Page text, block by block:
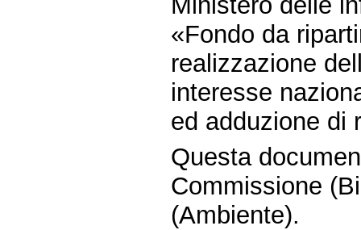
«Fondo da
realizzazione
interesse
ed adduzione di
Questa
Commissione
(Ambiente).